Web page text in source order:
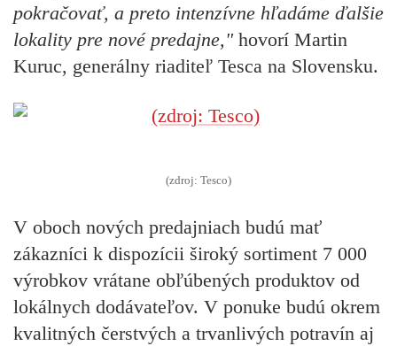
pokračovať, a preto intenzívne hľadáme ďalšie
lokality pre nové predajne," hovorí Martin
Kuruc, generálny riaditeľ Tesca na Slovensku.
(zdroj: Tesco)
V oboch nových predajniach budú mať
zákazníci k dispozícii široký sortiment 7 000
výrobkov vrátane obľúbených produktov od
lokálnych dodávateľov. V ponuke budú okrem
kvalitných čerstvých a trvanlivých potravín aj